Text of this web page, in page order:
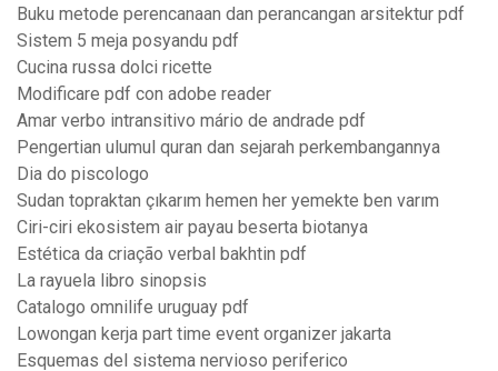
Buku metode perencanaan dan perancangan arsitektur pdf
Sistem 5 meja posyandu pdf
Cucina russa dolci ricette
Modificare pdf con adobe reader
Amar verbo intransitivo mário de andrade pdf
Pengertian ulumul quran dan sejarah perkembangannya
Dia do piscologo
Sudan topraktan çıkarım hemen her yemekte ben varım
Ciri-ciri ekosistem air payau beserta biotanya
Estética da criação verbal bakhtin pdf
La rayuela libro sinopsis
Catalogo omnilife uruguay pdf
Lowongan kerja part time event organizer jakarta
Esquemas del sistema nervioso periferico